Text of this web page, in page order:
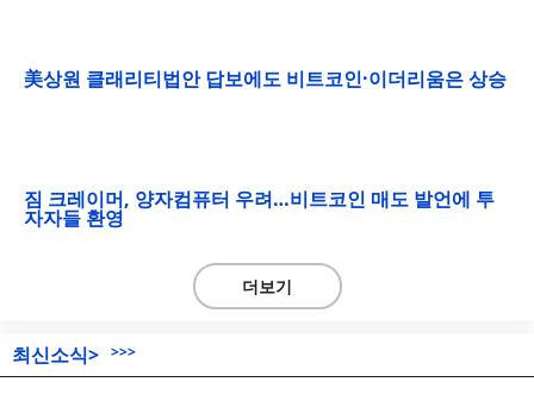
美상원 클래리티법안 답보에도 비트코인·이더리움은 상승
짐 크레이머, 양자컴퓨터 우려…비트코인 매도 발언에 투
자자들 환영
더보기
최신소식> >>>